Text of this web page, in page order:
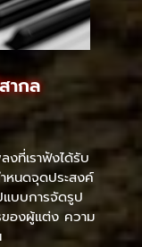
ากล
งที่เราฟังได้รับ
หนดจุดประสงค์
แบบการจัดรูป
องผู้แต่ง ความ